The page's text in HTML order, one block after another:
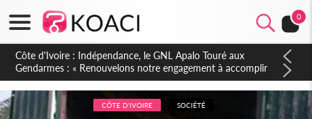
0
Sierra Leone : Un projet de réforme constitutionnelle en
gestation, points clés des amendements, un exclu d'avance
CÔTE D'IVOIRE SOCIÉTÉ